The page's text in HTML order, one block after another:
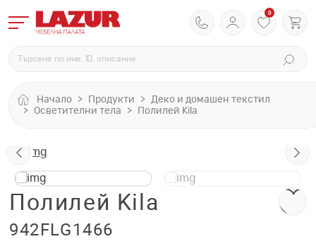
0
Начало Продукти
Деко и домашен текстил
Осветителни тела
Полилей Kila
Полилей Kila
942FLG1466